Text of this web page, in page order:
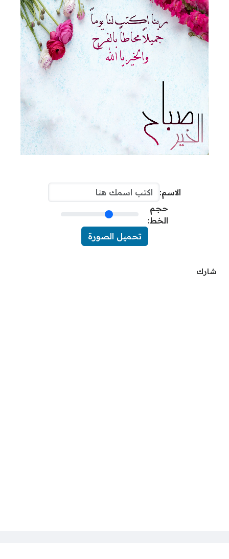
الاسم:
حجم
الخط:
تحميل الصورة
شارك